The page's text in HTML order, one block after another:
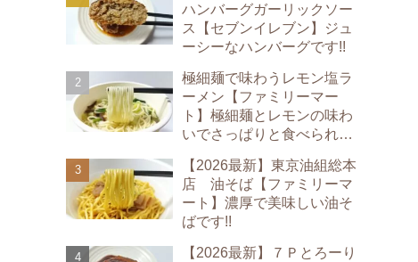
ハンバーグガーリックソー
ス【セブンイレブン】ジュ
ーシーなハンバーグです!!
極細麺で味わうレモン塩ラ
ーメン【ファミリーマー
ト】極細麺とレモンの味わ
いでさっぱりと食べられま
【2026最新】東京油組総本
店 油そば【ファミリーマ
ート】濃厚で美味しい油そ
ばです!!
【2026最新】７Ｐとろーり